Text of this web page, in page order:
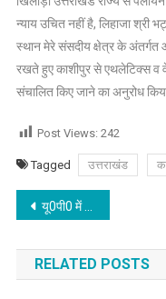
न्याय उचित नहीं है, लिहाजा श्री
स्थान मेरे संसदीय क्षेत्र के अंतर्गत
रखते हुए काशीपुर से एथलेटिक्स व
संचालित किए जाने का अनुरोध
Post Views: 242
Tagged उत्तराखंड
Post
navigation
यू0पी0 में इण्डिया खेलेगा और पूरा विश्व देखेगा-डा0 नवनीत सहगल
RELATED POSTS